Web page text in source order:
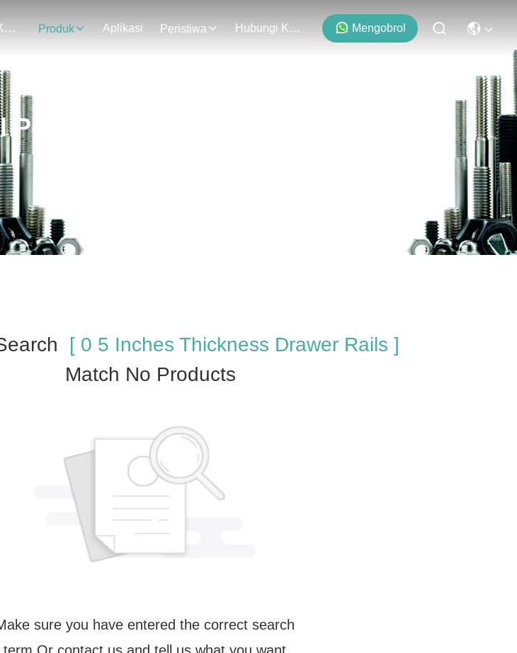
Tentang Kami Produk Aplikasi Peristiwa Hubungi Kami Mengobrol
Pencarian
[ 0 5 Inches Thickness Drawer Rails ]
Match No Products
sure you have entered the correct search